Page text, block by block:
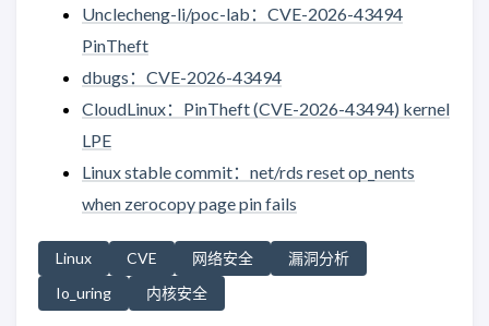
Unclecheng-li/poc-lab：CVE-2026-43494
PinTheft
dbugs：CVE-2026-43494
CloudLinux：PinTheft (CVE-2026-43494) kernel
LPE
Linux stable commit：net/rds reset op_nents
when zerocopy page pin fails
Linux CVE 网络安全
漏洞分析
Io_uring
内核安全